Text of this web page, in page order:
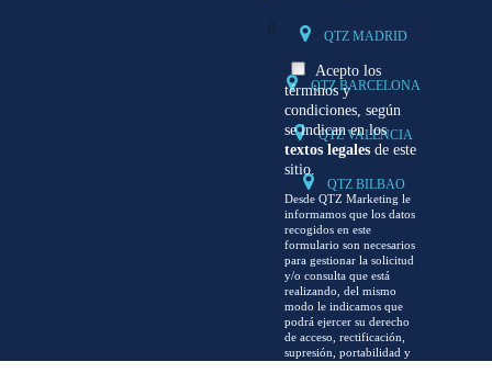
0
Acepto los
términos y
condiciones, según
se indican en los
textos legales de este
sitio.
Desde QTZ Marketing le
informamos que los datos
recogidos en este
formulario son necesarios
para gestionar la solicitud
y/o consulta que está
realizando, del mismo
modo le indicamos que
podrá ejercer su derecho
de acceso, rectificación,
supresión, portabilidad y
QTZ MADRID
QTZ BARCELONA
QTZ VALENCIA
QTZ BILBAO